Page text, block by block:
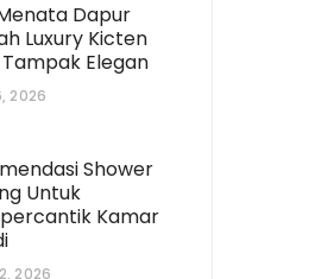
Dapur
Luxury Kicten
Elegan
2026
Shower
Untuk
Kamar
2026